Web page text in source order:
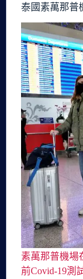
泰國素萬那普
素萬那普機場
前Covid-19測